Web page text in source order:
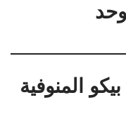
المنوفية